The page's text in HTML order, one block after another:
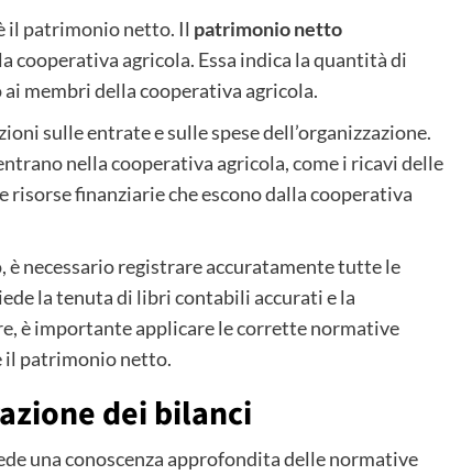
il patrimonio netto. Il patrimonio netto
cooperativa agricola. Essa indica la quantità di
membri della cooperativa agricola.
sulle entrate e sulle spese dell’organizzazione.
nella cooperativa agricola, come i ricavi delle
finanziarie che escono dalla cooperativa
necessario registrare accuratamente tutte le
la tenuta di libri contabili accurati e la
è importante applicare le corrette normative
il patrimonio netto.
dei bilanci
una conoscenza approfondita delle normative